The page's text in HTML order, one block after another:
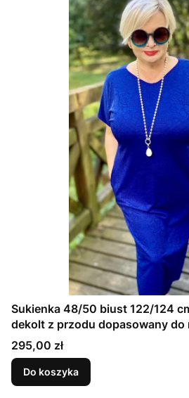
Sukienka 48/50 biust 122/124
dekolt z przodu dopasowany do
ŻAKARDOWA PREMIUM,
KWIAT
Cena
295,00 zł
Do koszyka